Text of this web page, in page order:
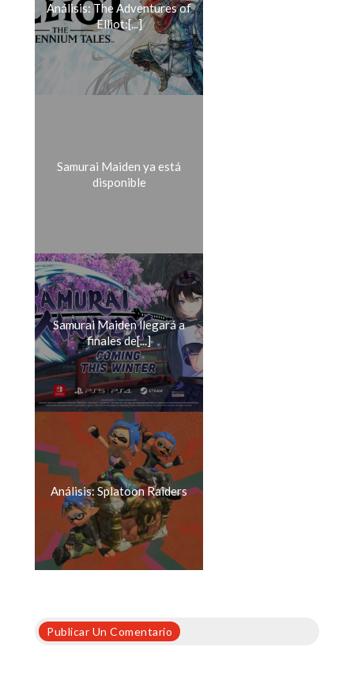
Análisis: The Adventures of
Elliot:[...]
Samurai Maiden ya está
disponible
Samurai Maiden llegará a
finales de[...]
Análisis: Splatoon Raiders
Publicar Un Comentario